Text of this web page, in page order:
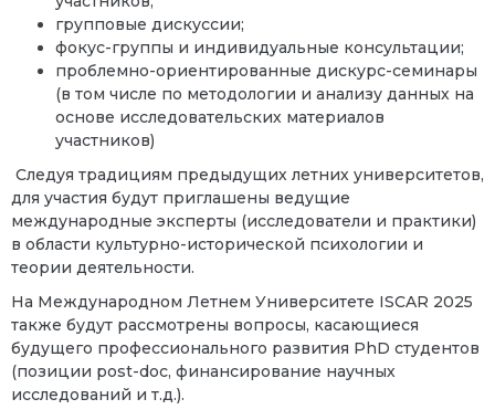
групповые дискуссии;
фокус-группы и индивидуальные консультации;
проблемно-ориентированные дискурс-семинары
(в том числе по методологии и анализу данных на
основе исследовательских материалов
участников)
Следуя традициям предыдущих летних университетов,
для участия будут приглашены ведущие
международные эксперты (исследователи и практики)
в области культурно-исторической психологии и
теории деятельности.
На Международном Летнем Университете ISCAR 2025
также будут рассмотрены вопросы, касающиеся
будущего профессионального развития PhD студентов
(позиции post-doc, финансирование научных
исследований и т.д.).